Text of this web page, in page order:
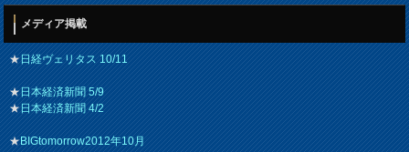
メディア掲載
★日経ヴェリタス 10/11
★日本経済新聞 5/9
★日本経済新聞 4/2
★BIGtomorrow2012年10月